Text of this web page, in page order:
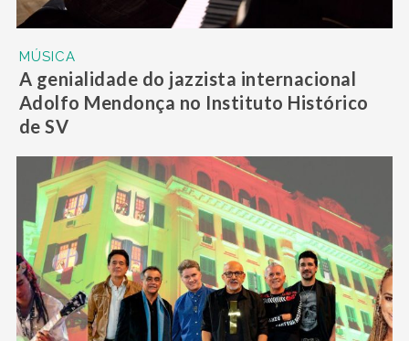
MÚSICA
A genialidade do jazzista internacional
Adolfo Mendonça no Instituto Histórico
de SV